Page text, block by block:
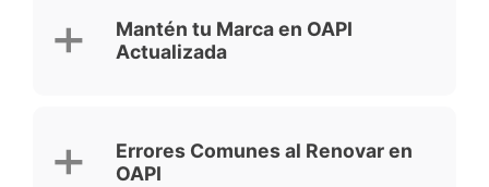
Mantén tu Marca en OAPI
Actualizada
Errores Comunes al Renovar en
OAPI